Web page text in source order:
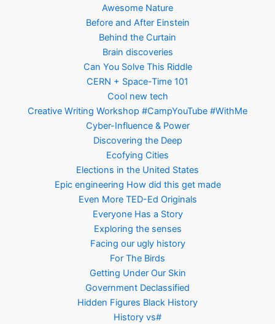
Awesome Nature
Before and After Einstein
Behind the Curtain
Brain discoveries
Can You Solve This Riddle
CERN + Space-Time 101
Cool new tech
Creative Writing Workshop #CampYouTube #WithMe
Cyber-Influence & Power
Discovering the Deep
Ecofying Cities
Elections in the United States
Epic engineering How did this get made
Even More TED-Ed Originals
Everyone Has a Story
Exploring the senses
Facing our ugly history
For The Birds
Getting Under Our Skin
Government Declassified
Hidden Figures Black History
History vs#